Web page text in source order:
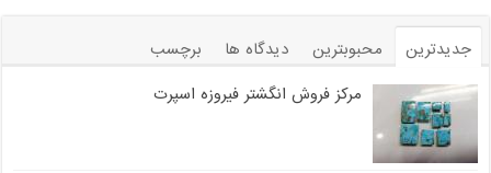
جدیدترین محبوبترین دیدگاه ها
برچسب
مرکز فروش انگشتر فیروزه اسپرت